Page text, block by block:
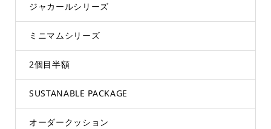
ジャカールシリーズ
ミニマムシリーズ
2個目半額
SUSTANABLE PACKAGE
オーダークッション